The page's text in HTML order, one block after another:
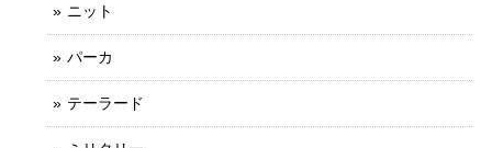
ニット
パーカ
テーラード